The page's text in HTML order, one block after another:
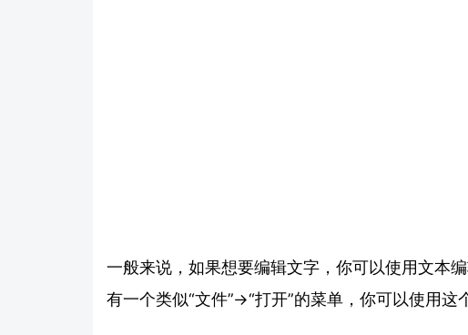
一般来说，如果想要编辑文字，你可以使用文本
有一个类似“文件”->“打开”的菜单，你可以使用这